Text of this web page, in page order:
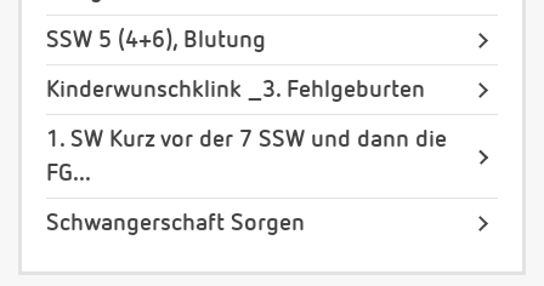
SSW 5 (4+6), Blutung
Kinderwunschklink _3. Fehlgeburten
1. SW Kurz vor der 7 SSW und dann die
FG...
Schwangerschaft Sorgen